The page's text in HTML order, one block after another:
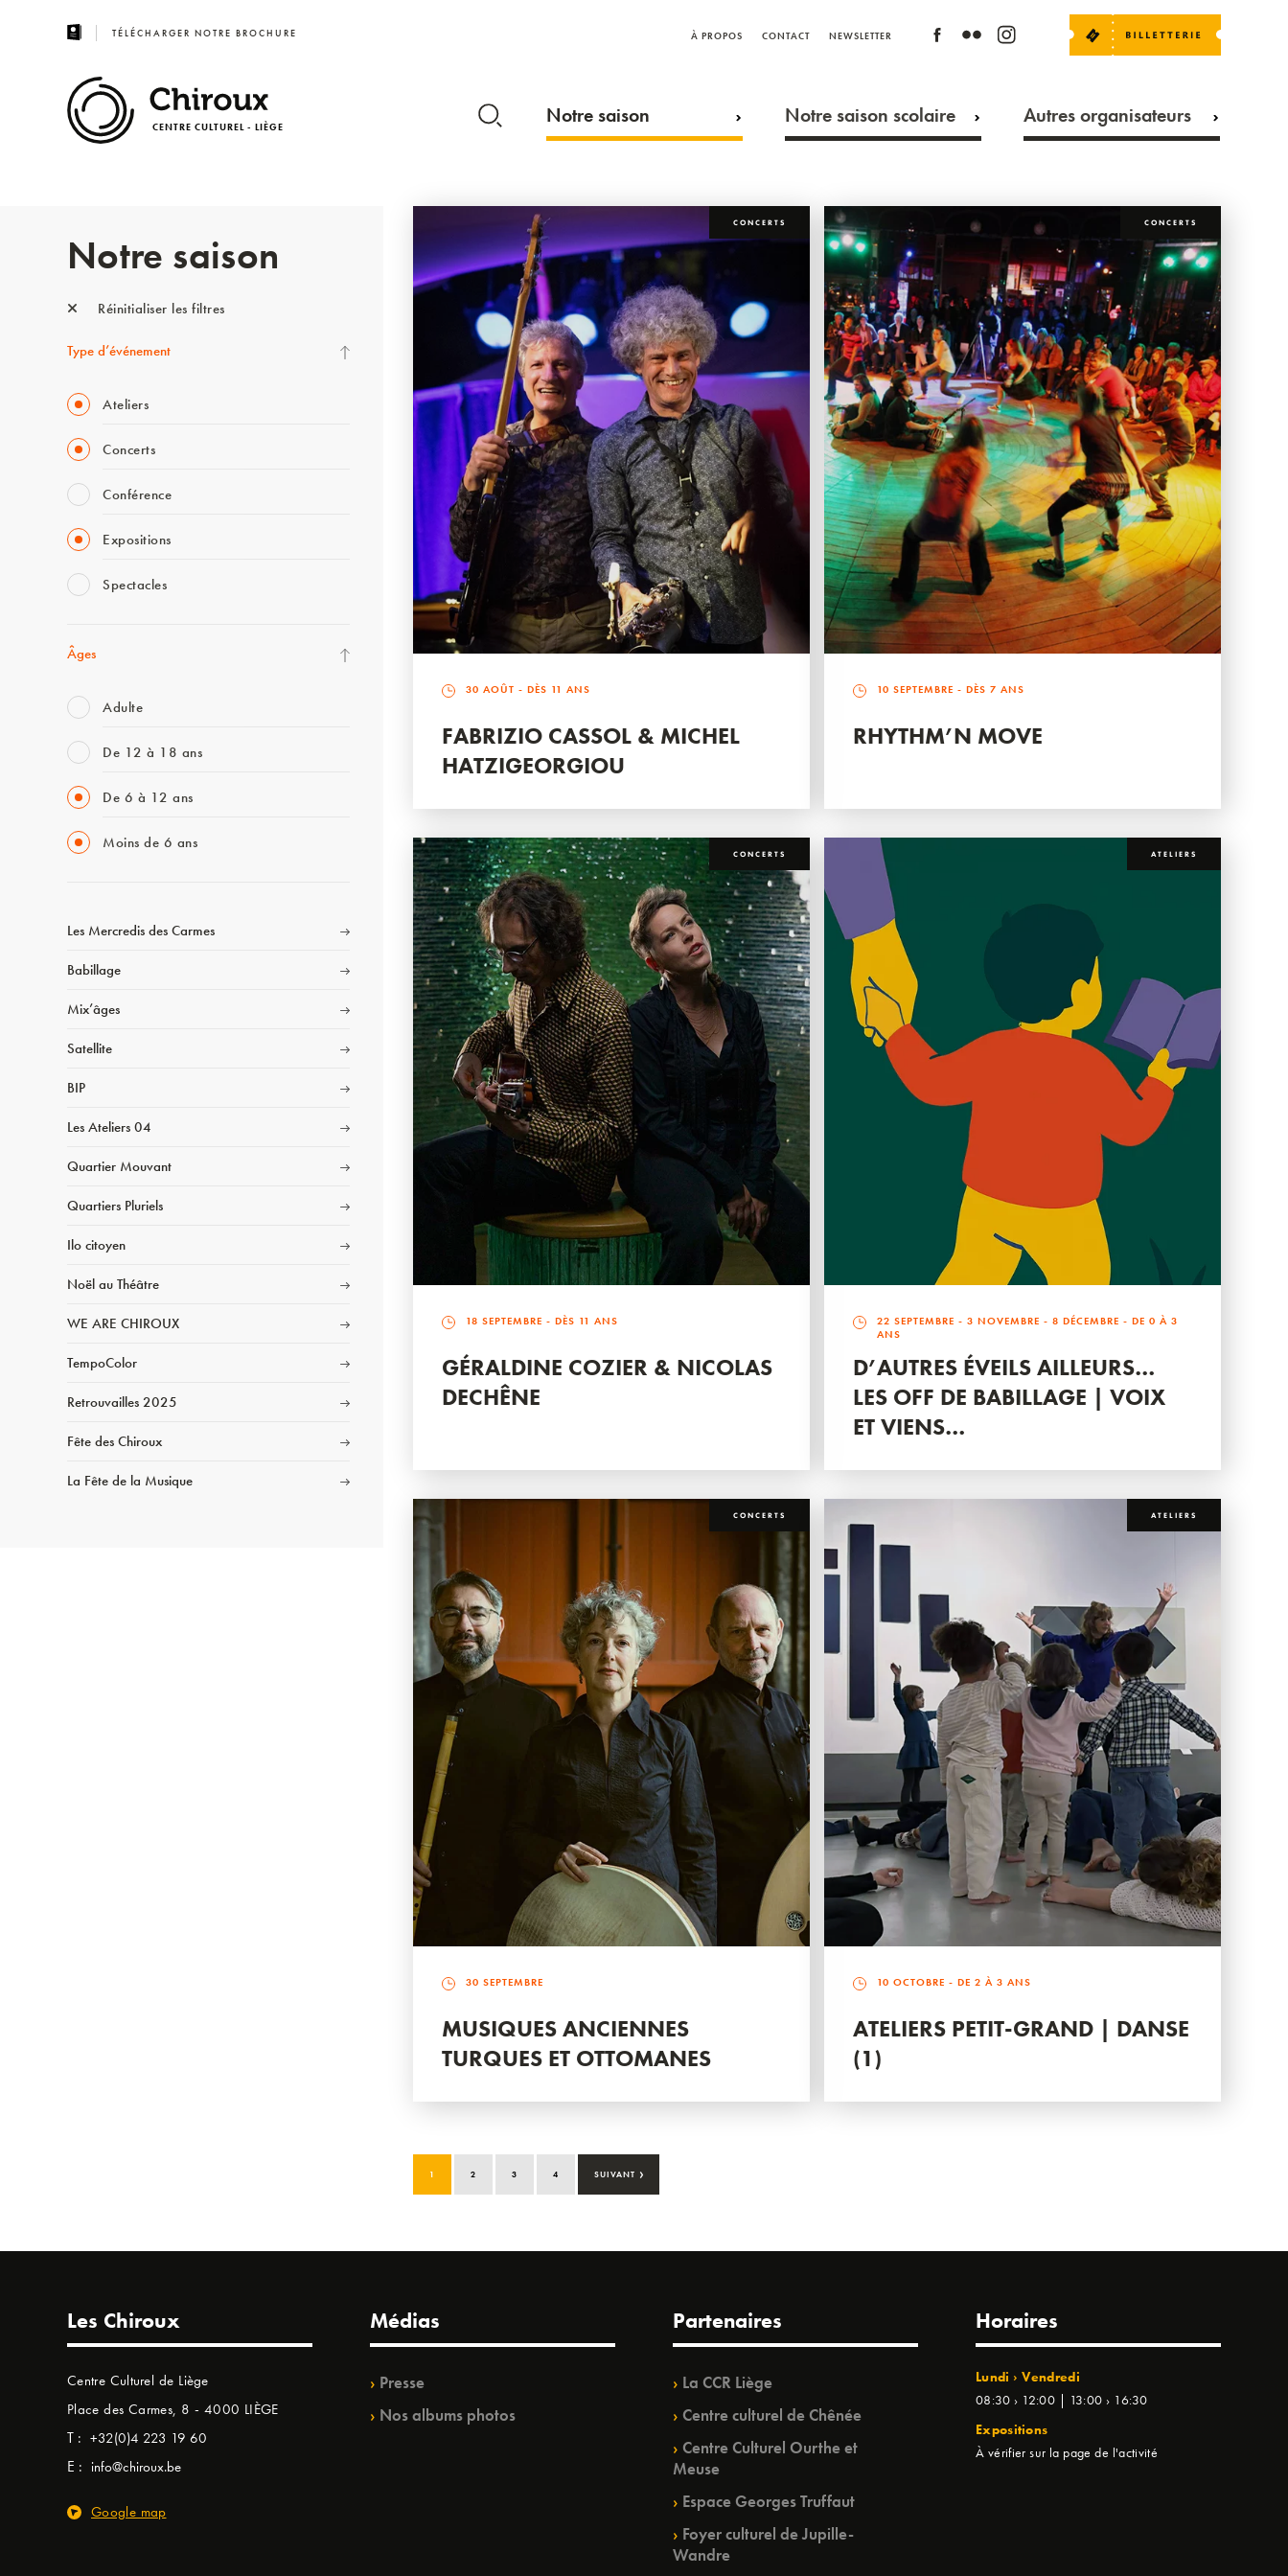
TÉLÉCHARGER NOTRE BROCHURE À PROPOS CONTACT NEWSLETTER
CENTRE CULTUREL - LIÈGE Notre saison Notre saison scolaire Autres organisateurs
Notre saison
Réinitialiser les filtres
Type d’événement
Ateliers
Concerts
Conférence
Expositions
Spectacles
Âges
Adulte
De 12 à 18 ans
De 6 à 12 ans
Moins de 6 ans
Les Mercredis des Carmes
Babillage
Mix’âges
Satellite
BIP
Les Ateliers 04
Quartier Mouvant
Quartiers Pluriels
Ilo citoyen
Noël au Théâtre
WE ARE CHIROUX
TempoColor
Retrouvailles 2025
Fête des Chiroux
La Fête de la Musique
CONCERTS
30 AOÛT - DÈS 11 ANS
FABRIZIO CASSOL & MICHEL
HATZIGEORGIOU
CONCERTS
10 SEPTEMBRE - DÈS 7 ANS
RHYTHM’N MOVE
CONCERTS
18 SEPTEMBRE - DÈS 11 ANS
GÉRALDINE COZIER & NICOLAS
DECHÊNE
ATELIERS
22 SEPTEMBRE -3 NOVEMBRE -8 DÉCEMBRE - DE 0 À 3
ANS
D’AUTRES ÉVEILS AILLEURS…
LES OFF DE BABILLAGE | VOIX
ET VIENS…
CONCERTS
30 SEPTEMBRE
MUSIQUES ANCIENNES
TURQUES ET OTTOMANES
ATELIERS
10 OCTOBRE - DE 2 À 3 ANS
ATELIERS PETIT-GRAND | DANSE
(1)
1 2 3 4 SUIVANT ›
Les Chiroux
Centre Culturel de Liège
Place des Carmes, 8 - 4000 LIÈGE
T : +32(0)4 223 19 60
E : info@chiroux.be
Google map
Médias
Presse
Nos albums photos
Partenaires
La CCR Liège
Centre culturel de Chênée
Centre Culturel Ourthe et
Meuse
Espace Georges Truffaut
Foyer culturel de Jupille-
Wandre
Horaires
Lundi › Vendredi
08:30 › 12:00 | 13:00 › 16:30
Expositions
À vérifier sur la page de l'activité